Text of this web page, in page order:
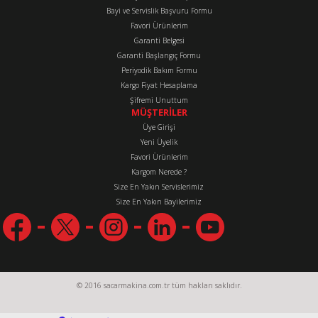
Gönder
Bayi ve Servislik Başvuru Formu
Favori Ürünlerim
Garanti Belgesi
Garanti Başlangıç Formu
Periyodik Bakım Formu
Kargo Fiyat Hesaplama
Şifremi Unuttum
MÜŞTERİLER
Üye Girişi
Yeni Üyelik
Favori Ürünlerim
Kargom Nerede ?
Size En Yakın Servislerimiz
Size En Yakın Bayilerimiz
© 2016 sacarmakina.com.tr tüm hakları saklıdır.